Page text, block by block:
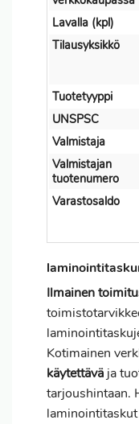
Lavalla (kpl)
Tilausyksikkö
Tuotetyyppi
UNSPSC
Valmistaja
Valmistajan
tuotenumero
Varastosaldo
Ilmainen
Kotimainen
käytettävä ja
tarjoushintaan.